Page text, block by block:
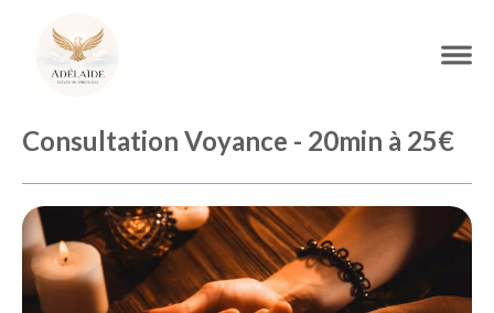
Consultation Voyance - 20min à 25€